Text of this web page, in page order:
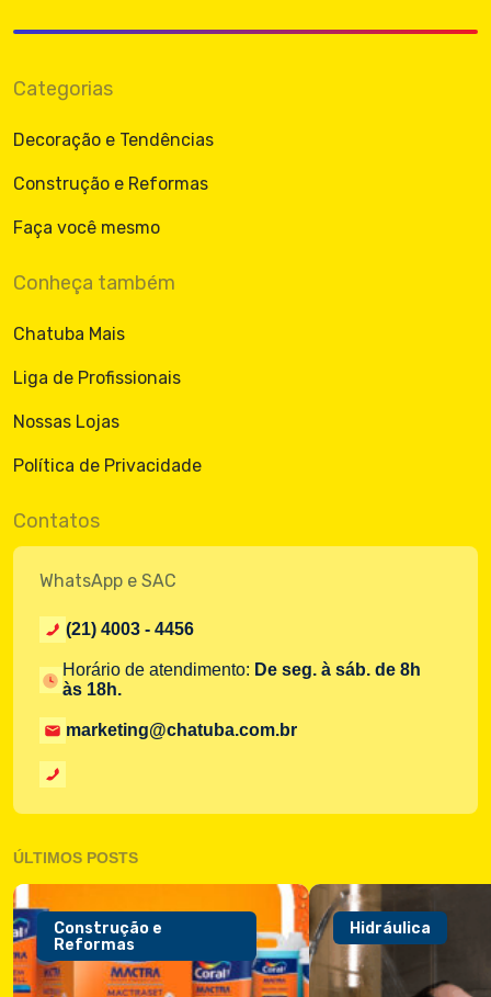
Categorias
Decoração e Tendências
Construção e Reformas
Faça você mesmo
Conheça também
Chatuba Mais
Liga de Profissionais
Nossas Lojas
Política de Privacidade
Contatos
WhatsApp e SAC
(21) 4003 - 4456
Horário de atendimento: De seg. à sáb. de 8h
às 18h.
marketing@chatuba.com.br
ÚLTIMOS POSTS
Construção e
Reformas
Hidráulica